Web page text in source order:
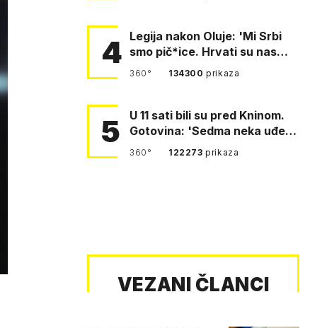
4 Legija nakon Oluje: 'Mi Srbi
smo pič*ice. Hrvati su nas
pomeli!'
360° 134300prikaza
5
U 11 sati bili su pred Kninom.
Gotovina: 'Sedma neka uđe,
4. gardijska neka g…
360° 122273prikaza
VEZANI ČLANCI